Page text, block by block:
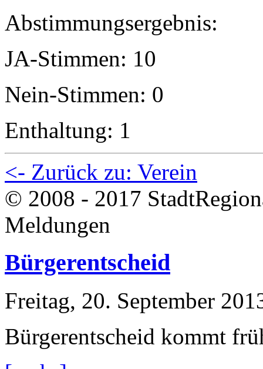
Abstimmungsergebnis:
JA-Stimmen: 10
Nein-Stimmen: 0
Enthaltung: 1
<- Zurück zu: Verein
© 2008 - 2017
Meldungen
Bürgerentscheid
Freitag, 20. September
Bürgerentscheid kommt